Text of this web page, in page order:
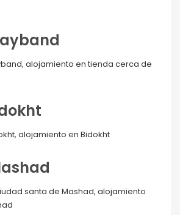
alojamiento en tienda cerca de
alojamiento en Bidokht
santa de Mashad, alojamiento